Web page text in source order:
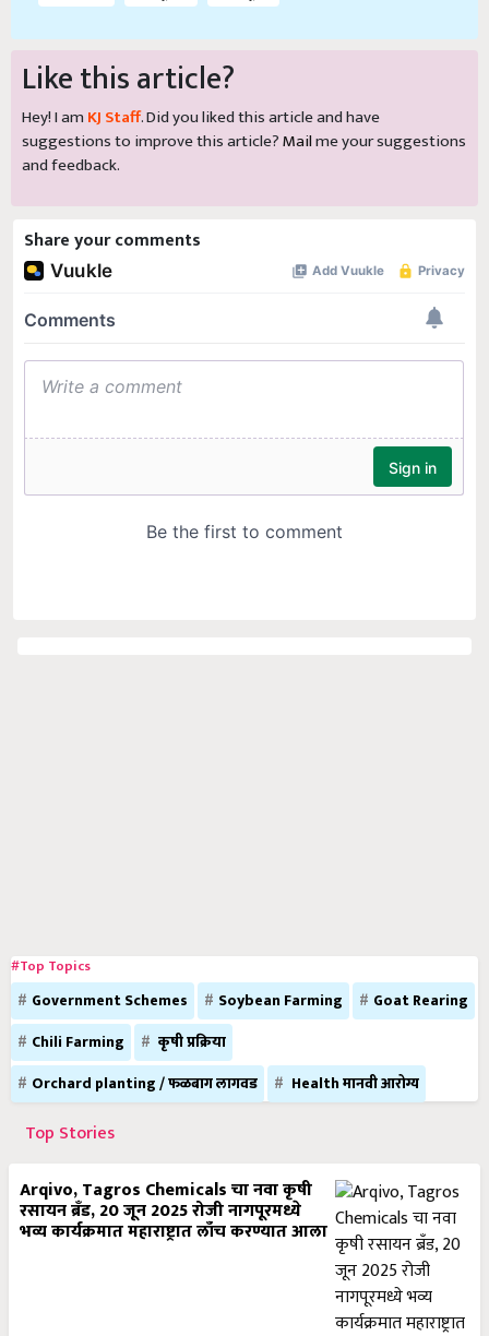
Like this article?
Hey! I am KJ Staff. Did you liked this article and have
suggestions to improve this article?Mailme your suggestions
and feedback.
Share your comments
#Top Topics
Government Schemes Soybean Farming
Goat Rearing
Chili Farming
कृषी प्रक्रिया
Orchard planting / फळबाग लागवड
Health मानवी आरोग्य
Top Stories
Arqivo, Tagros Chemicals चा नवा कृषी
रसायन ब्रँड, 20 जून 2025 रोजी नागपूरमध्ये
भव्य कार्यक्रमात महाराष्ट्रात लाँच करण्यात आला